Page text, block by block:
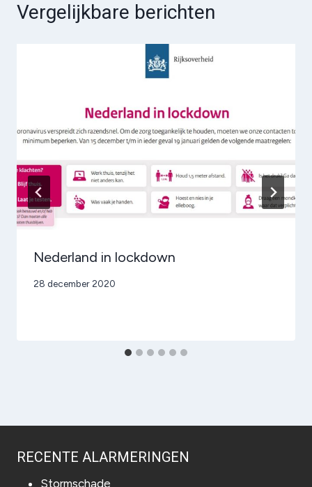
Vergelijkbare berichten
Nederland in lockdown
Door
28 december 2020
RECENTE ALARMERINGEN
Stormschade